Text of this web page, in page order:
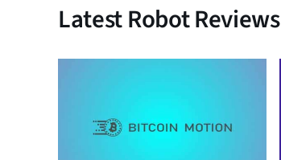
Latest Robot Reviews